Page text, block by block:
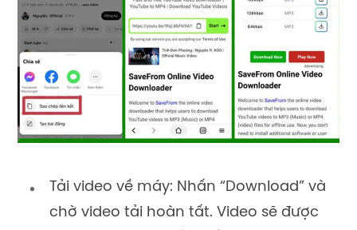
Tải video về máy: Nhấn “Download” và
chờ video tải hoàn tất. Video sẽ được